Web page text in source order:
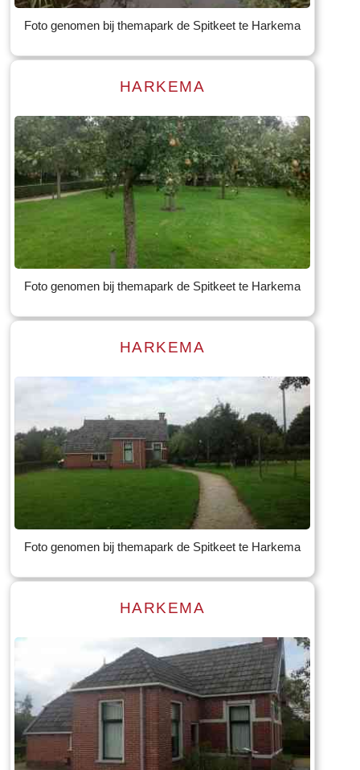
Foto genomen bij themapark de Spitkeet te Harkema
Read more
Tekst: © Foto: © Bauke Folkertsma
HARKEMA
Foto genomen bij themapark de Spitkeet te Harkema
Read more
Tekst: © Foto: © Bauke Folkertsma
HARKEMA
Foto genomen bij themapark de Spitkeet te Harkema
Read more
HARKEMA